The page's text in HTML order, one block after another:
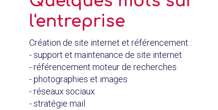
l'entreprise
Création de site internet et référencement :
- support et maintenance de site internet
- référencement moteur de recherches
- photographies et images
- réseaux sociaux
- stratégie mail